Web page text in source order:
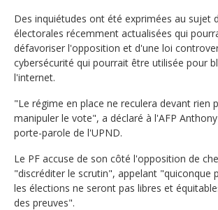
Des inquiétudes ont été exprimées au sujet
électorales récemment actualisées qui
défavoriser l'opposition et d'une loi
cybersécurité qui pourrait être utilisée pour
l'internet.
"Le régime en place ne reculera devant rien
manipuler le vote", a déclaré à l'AFP
porte-parole de l'UPND.
Le PF accuse de son côté l'opposition de
"discréditer le scrutin", appelant "quiconque
les élections ne seront pas libres et
des preuves".